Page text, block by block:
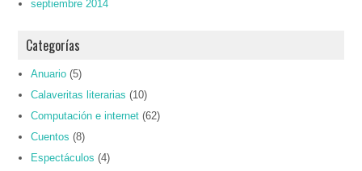
septiembre 2014
Categorías
Anuario (5)
Calaveritas literarias (10)
Computación e internet (62)
Cuentos (8)
Espectáculos (4)